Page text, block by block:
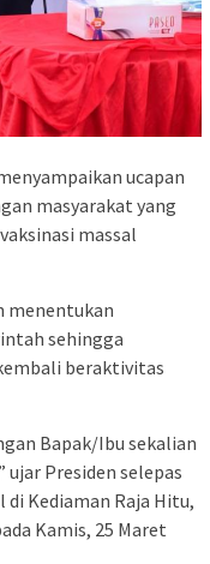
ucapan
masyarakat yang
massal
menentukan
sehingga
beraktivitas
Bapak/Ibu sekalian
ujar Presiden selepas
di Kediaman Raja Hitu,
Kamis, 25 Maret